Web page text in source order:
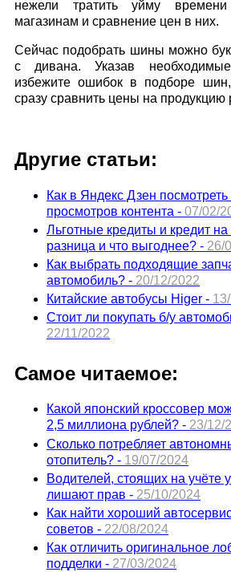
нежели тратить уйму
магазинам и сравнение цен в них.
Сейчас подобрать шины можно
с дивана. Указав
избежите ошибок в подборе
сразу сравнить цены на продукцию
Другие статьи:
Как в Яндекс Дзен
просмотров контента - 07/02/
Льготные кредиты и кредит
разница и что выгоднее? - 26/
Как выбрать подходящие
автомобиль? - 20/12/2022
Китайские автобусы Higer -
Стоит ли покупать б/у
22/11/2022
Самое читаемое:
Какой японский кроссовер
2,5 миллиона рублей? - 23/12/
Сколько потребляет
отопитель? - 19/07/2024
Водителей, стоящих на учёте
лишают прав - 25/10/2024
Как найти хороший
советов - 22/08/2024
Как отличить оригинальное
подделки - 27/03/2024